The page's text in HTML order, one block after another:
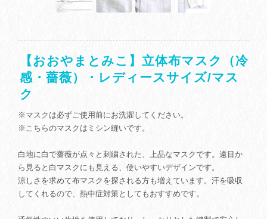
【おおやまとみこ】立体布マスク（冷
感・薔薇）・レディースサイズ/マス
ク
※マスクは必ずご使用前にお洗濯してください。
※こちらのマスクはミシン縫いです。
白地に白で薔薇が点々と刺繍された、上品なマスクです。遠目か
ら見ると白マスクにも見える、使いやすいデザインです。
涼しさを求めて布マスクを探される方も増えています。汗を吸収
してくれるので、熱中症対策としてもおすすめです。